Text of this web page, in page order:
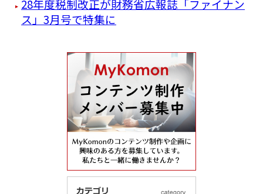
28年度税制改正が財務省広報誌「ファイナン
ス」3月号で特集に